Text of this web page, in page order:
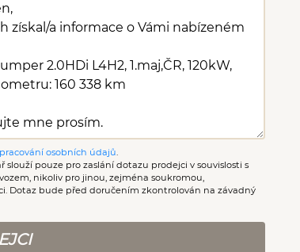
osobních údajů
slouží pouze pro zaslání dotazu prodejci v souvislosti s
nikoliv pro jinou, zejména soukromou,
Dotaz bude před doručením zkontrolován na závadný